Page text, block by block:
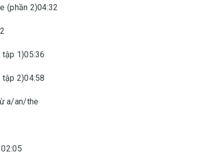
(phần 2)04:32
1)05:36
2)04:58
a/an/the